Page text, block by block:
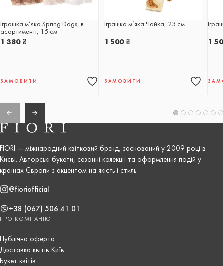
Іграшка м’яка Spring Dogs, в
асортименті, 15 см
1 380 ₴
ЗАМОВИТИ
Іграшка м’яка Чайка, 23 см
1 500 ₴
ЗАМОВИТИ
1
FIORI — міжнародний квітковий бренд, заснований у 2009 році в
Києві. Авторські букети, сезонні колекції та оформлення подій у
країнах Європи з акцентом на якість і стиль.
@fioriofficial
+38 (067) 506 41 01
ПРО КОМПАНІЮ
Публічна оферта
Доставка квітів Київ
Букет квітів